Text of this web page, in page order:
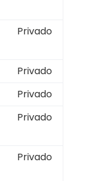
Privado
Privado
Privado
Privado
Privado